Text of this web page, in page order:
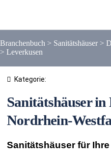
Branchenbuch > Sanitätshäuser >
> Leverkusen
Kategorie:
Sanitätshäuser in
Nordrhein-
Sanitätshäuser für